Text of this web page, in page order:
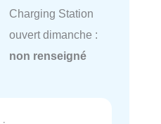
Charging Station
ouvert dimanche :
non renseigné